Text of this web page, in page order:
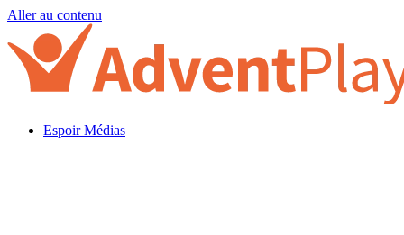
Aller au contenu
Espoir Médias